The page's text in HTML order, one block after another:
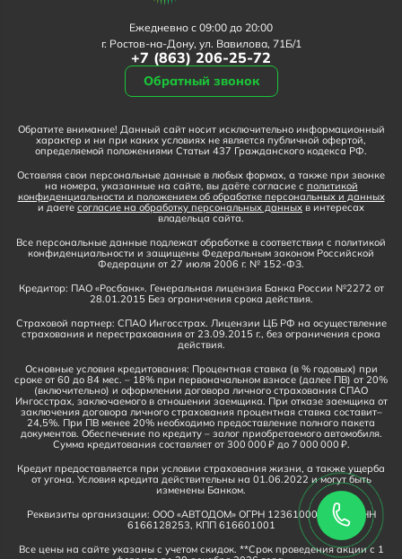
Ежедневно с 09:00 до 20:00
г. Ростов-на-Дону, ул. Вавилова, 71Б/1
+7 (863) 206-25-72
Обратный звонок
Обратите внимание! Данный сайт носит исключительно информационный
характер и ни при каких условиях не является публичной офертой,
определяемой положениями Статьи 437 Гражданского кодекса РФ.
Оставляя свои персональные данные в любых формах, а также при звонке
на номера, указанные на сайте, вы даёте согласие с политикой
конфиденциальности и положением об обработке персональных и данных
и даете согласие на обработку персональных данных в интересах
владельца сайта.
Все персональные данные подлежат обработке в соответствии с политикой
конфиденциальности и защищены Федеральным законом Российской
Федерации от 27 июля 2006 г. № 152-ФЗ.
Кредитор: ПАО «Росбанк». Генеральная лицензия Банка России №2272 от
28.01.2015 Без ограничения срока действия.
Страховой партнер: СПАО Ингосстрах. Лицензии ЦБ РФ на осуществление
страхования и перестрахования от 23.09.2015 г., без ограничения срока
действия.
Основные условия кредитования: Процентная ставка (в % годовых) при
сроке от 60 до 84 мес. – 18% при первоначальном взносе (далее ПВ) от 20%
(включительно) и оформлении договора личного страхования СПАО
Ингосстрах, заключаемого в отношении заемщика. При отказе заемщика от
заключения договора личного страхования процентная ставка составит–
24,5%. При ПВ менее 20% необходимо предоставление полного пакета
документов. Обеспечение по кредиту – залог приобретаемого автомобиля.
Сумма кредитования составляет от 300 000 ₽ до 7 000 000 ₽.
Кредит предоставляется при условии страхования жизни, а также ущерба
от угона. Условия кредита действительны на 01.06.2022 и могут быть
изменены Банком.
Реквизиты организации: ООО «АВТОДОМ» ОГРН 1236100016910, ИНН
6166128253, КПП 616601001
Все цены на сайте указаны с учетом скидок. **Срок проведения акции с 1